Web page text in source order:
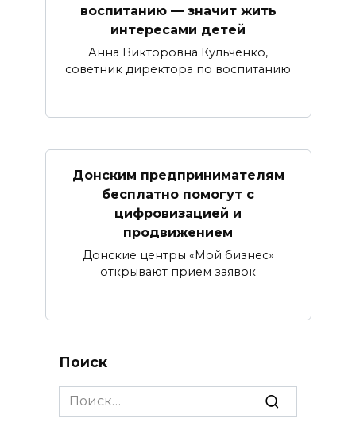
воспитанию — значит жить
интересами детей
Анна Викторовна Кульченко,
советник директора по воспитанию
Донским предпринимателям
бесплатно помогут с
цифровизацией и
продвижением
Донские центры «Мой бизнес»
открывают прием заявок
Поиск
Search
for: